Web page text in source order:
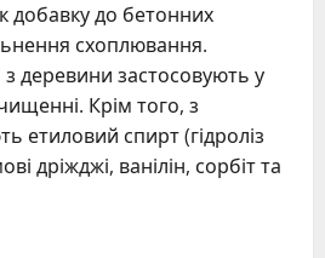
добавку до бетонних
схоплювання.
з деревини застосовують у
Крім того, з
етиловий спирт (гідроліз
дріжджі, ванілін, сорбіт та